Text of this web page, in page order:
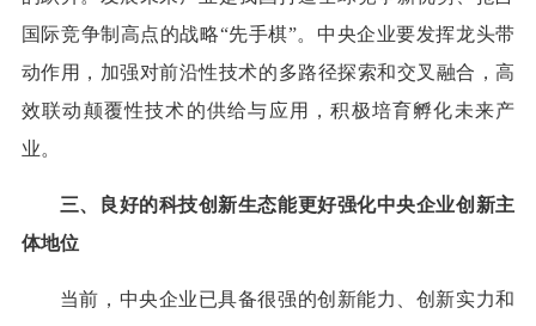
国际竞争制高点的战略“先手棋”。中央企业要发挥龙头带
动作用，加强对前沿性技术的多路径探索和交叉融合，高
效联动颠覆性技术的供给与应用，积极培育孵化未来产
业。
三、良好的科技创新生态能更好强化中央企业创新主
体地位
当前，中央企业已具备很强的创新能力、创新实力和